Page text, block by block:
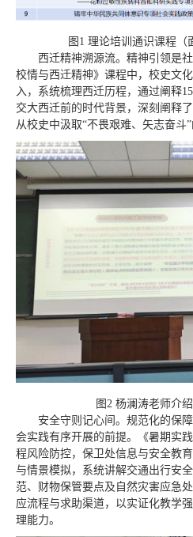
图1 理论培训通识课程（
西迁精神溯源流。精神引领是
校情与西迁精神》课程中，校史文
入，系统梳理西迁历程，通过阐释
交大西迁前的时代背景，深刻阐释
从校史中汲取“不畏艰难、矢志奋斗”
图2 杨澜涛老师介
安全守则记心间。规范化的保
会实践有序开展的前提。《暑期实
程风险防控，保卫处信息与安全教
与情景模拟，系统讲解交通出行安
范、财物保管要点及自然灾害应急
应流程与求助渠道，以实证化教学
理能力。